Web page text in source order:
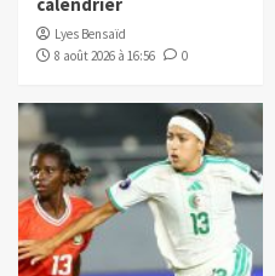
Lyes Bensaïd
8 août 2026 à 16:56
0